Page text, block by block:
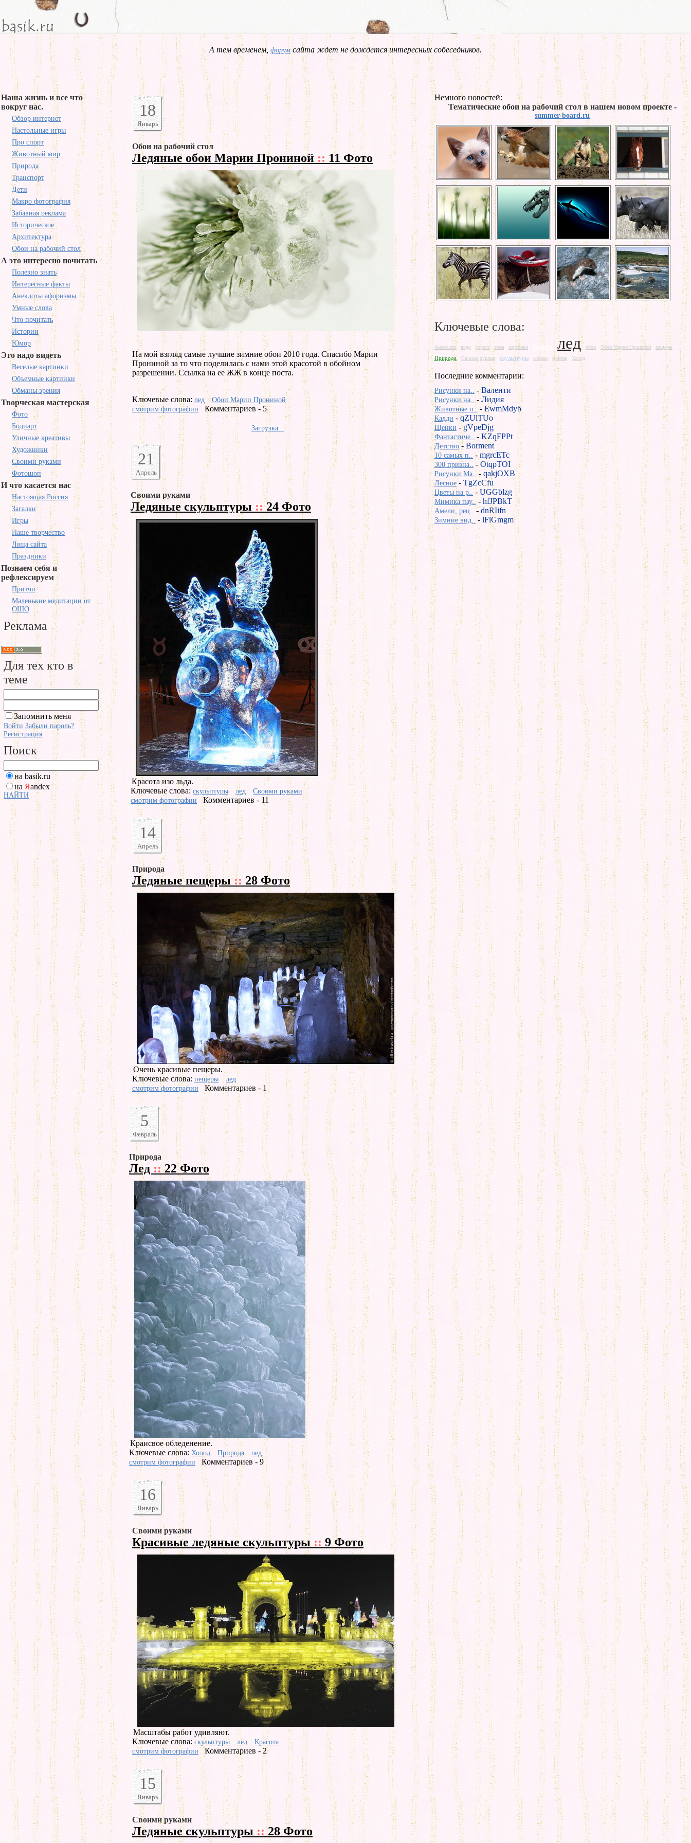
А тем временем, форум сайта ждет не дождется интересных собеседников.
Наша жизнь и все что
вокруг нас.
Обзор интернет
Настольные игры
Про спорт
Животный мир
Природа
Транспорт
Дети
Макро фотография
Забавная реклама
Историческое
Архитектура
Обои на рабочий стол
А это интересно почитать
Полезно знать
Интересные факты
Анекдоты афоризмы
Умные слова
Что почитать
Истории
Юмор
Это надо видеть
Веселые картинки
Объемные картинки
Обманы зрения
Творческая мастерская
Фото
Бодиарт
Уличные креативы
Художники
Своими руками
Фотошоп
И что касается нас
Настоящая Россия
Загадки
Игры
Наше творчество
Лица сайта
Праздники
Познаем себя и
рефлексируем
Притчи
Маленькие медитации от
ОШО
Реклама
Для тех кто в
теме
Запомнить меня
Войти Забыли пароль?
Регистрация
Поиск
на basik.ru
на Яandex
НАЙТИ
18
Январь
Обои на рабочий стол
Ледяные обои Марии Прониной :: 11 Фото
На мой взгляд самые лучшие зимние обои 2010 года. Спасибо Марии
Прониной за то что поделилась с нами этой красотой в обойном
разрешении. Ссылка на ее ЖЖ в конце поста.
Ключевые слова: лед
Обои Марии Прониной
смотрим фотографии
Комментариев - 5
Загрузка...
21
Апрель
Своими руками
Ледяные скульптуры ::24 Фото
Красота изо льда.
Ключевые слова: скульптуры лед
Своими руками
смотрим фотографии
Комментариев - 11
14
Апрель
Природа
Ледяные пещеры:: 28 Фото
Очень красивые пещеры.
Ключевые слова: пещеры
лед
смотрим фотографии
Комментариев - 1
5
Февраль
Природа
Лед ::22 Фото
Краисвое обледенение.
Ключевые слова: Холод Природа
лед
смотрим фотографии
Комментариев - 9
16
Январь
Своими руками
Красивые ледяные скульптуры :: 9 Фото
Масштабы работ удивляют.
Ключевые слова: скульптуры лед
Красота
смотрим фотографии
Комментариев - 2
15
Январь
Своими руками
Ледяные скульптуры ::28 Фото
Немного новостей:
Тематические обои на рабочий стол в нашем новом проекте -
summer-board.ru
Ключевые слова:
Аномалия вода дорога зима картинки Красота лед обои Обои Марии Прониной пещеры
Природа Своими руками скульптуры собаки фонтан Холод
Последние комментарии:
Рисунки на..-Валенти
Рисунки на..-Лидия
Животные п.. - EwmMdyb
Кадди -qZUlTUo
Щенки -gVpeDjg
Фантастиче.. -KZqFPPt
Детство- Borment
10 самых п.. -mgrcETc
300 призна.. -OtqpTOI
Рисунки Ma..- qakjOXB
Лесное- TgZcCfu
Цветы на р.. -UGGblzg
Мимика пау..- hfJPBkT
Амели, рец.. -dnRIifn
Зимние вид.. - lFiGmgm